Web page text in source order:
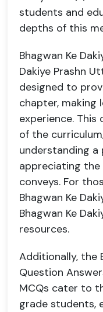
students and
depths of this
Bhagwan Ke
Dakiye Prashn
designed to
chapter, making
experience.
of the
understanding
appreciating
conveys. For
Bhagwan Ke
Bhagwan Ke
resources.
Additionally, the
Question
MCQs cater to
grade students,